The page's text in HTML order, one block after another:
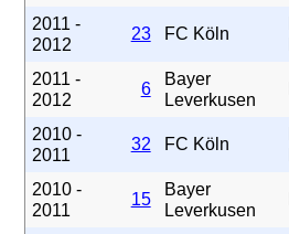
2011 -
2012
23 FC Köln
2011 -
2012
6
Bayer
Leverkusen
2010 -
2011
32 FC Köln
2010 -
2011
15
Bayer
Leverkusen